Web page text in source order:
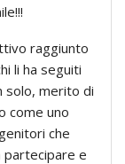
raggiunto
li ha seguiti
solo, merito di
come uno
che
partecipare e